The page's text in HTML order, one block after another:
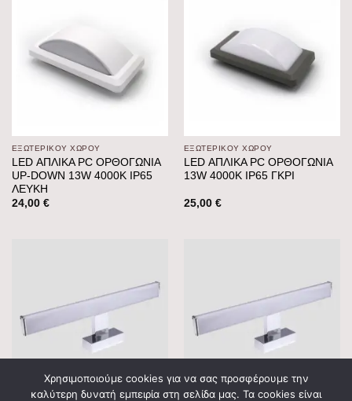
ΕΞΩΤΕΡΙΚΟΥ ΧΩΡΟΥ
LED ΑΠΛΙΚΑ PC ΟΡΘΟΓΩΝΙΑ
UP-DOWN 13W 4000K IP65
ΛΕΥΚH
24,00 €
ΕΞΩΤΕΡΙΚΟΥ ΧΩΡΟΥ
LED ΑΠΛΙΚΑ PC ΟΡΘΟΓΩΝΙΑ
13W 4000K IP65 ΓΚΡΙ
25,00 €
Χρησιμοποιούμε cookies για να σας προσφέρουμε την
καλύτερη δυνατή εμπειρία στη σελίδα μας. Τα cookies είναι